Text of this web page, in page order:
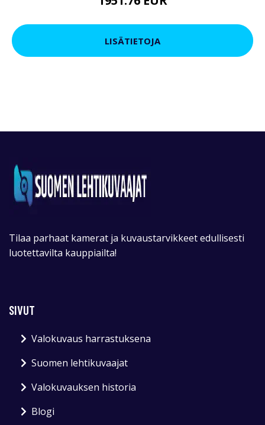
LISÄTIETOJA
Tilaa parhaat kamerat ja kuvaustarvikkeet edullisesti
luotettavilta kauppiailta!
SIVUT
Valokuvaus harrastuksena
Suomen lehtikuvaajat
Valokuvauksen historia
Blogi